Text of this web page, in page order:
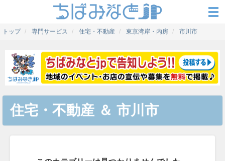
トップ 専門サービス 住宅・不動産 東京湾岸・内房 市川市
住宅・不動産 ＆ 市川市